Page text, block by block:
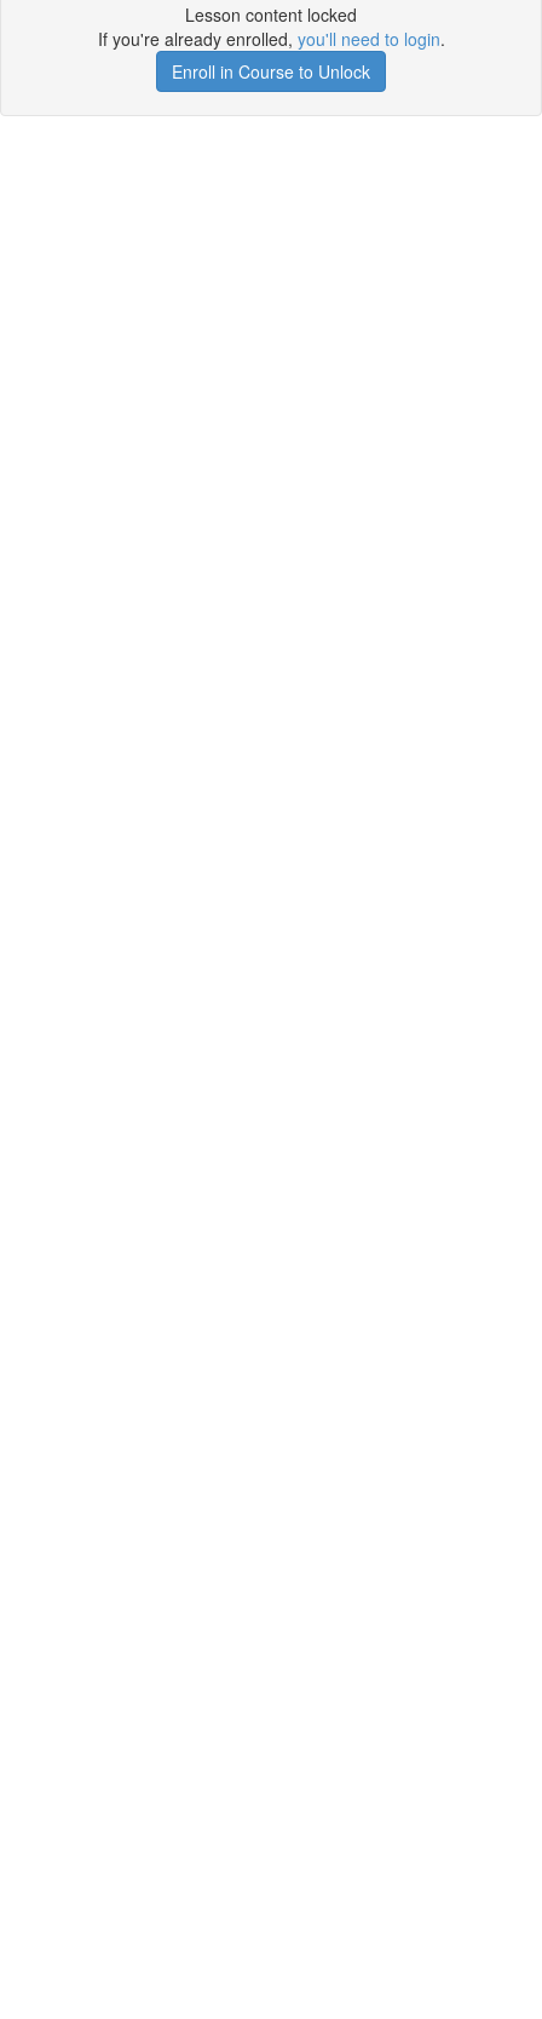
Lesson content locked
If you're already enrolled, you'll need to login.
Enroll in Course to Unlock